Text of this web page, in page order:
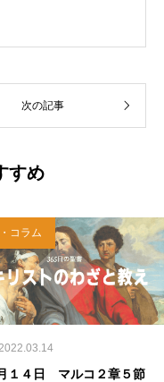
。クラシック音楽オタ
いで信じる者は幸いで
次の記事
すめ
コラム
１４日 マルコ２章５節